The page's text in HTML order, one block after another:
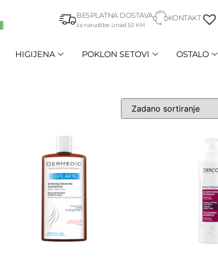
BESPLATNA DOSTAVA
za narudžbe iznad 50 KM
KONTAKT
HIGIJENA POKLON SETOVI OSTALO